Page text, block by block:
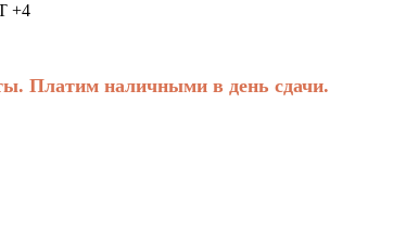
+4
Платим наличными в день сдачи.